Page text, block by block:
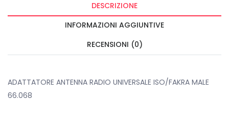
DESCRIZIONE
INFORMAZIONI AGGIUNTIVE
RECENSIONI (0)
ADATTATORE ANTENNA RADIO UNIVERSALE ISO/FAKRA MALE
66.068